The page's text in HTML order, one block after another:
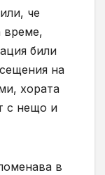
че
време,
били
на
хората
с нещо и
в